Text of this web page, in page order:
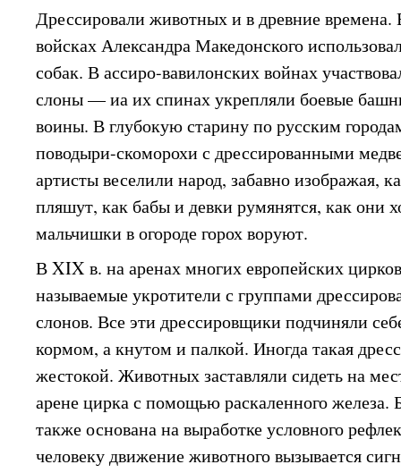
Дрессировали животных и в древние
войсках Александра Македонского
собак. В ассиро-вавилонских войнах
слоны — иа их спинах укрепляли боевые
воины. В глубокую старину по русским
поводыри-скоморохи с дрессированными
артисты веселили народ, забавно изображая,
пляшут, как бабы и девки румянятся, как они
мальчишки в огороде горох воруют.
В XIX в. на аренах многих европейских
называемые укротители с группами
слонов. Все эти дрессировщики подчиняли
кормом, а кнутом и палкой. Иногда такая
жестокой. Животных заставляли сидеть на
арене цирка с помощью раскаленного железа.
также основана на выработке условного
человеку движение животного вызывается